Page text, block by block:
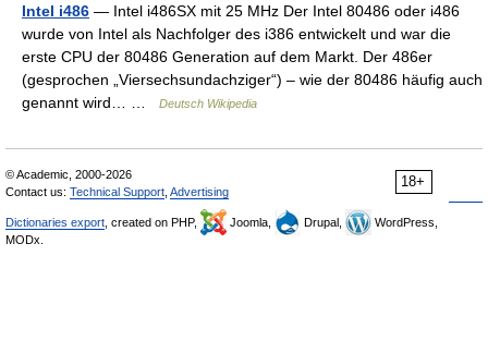
Intel i486 — Intel i486SX mit 25 MHz Der Intel 80486 oder i486
wurde von Intel als Nachfolger des i386 entwickelt und war die
erste CPU der 80486 Generation auf dem Markt. Der 486er
(gesprochen „Viersechsundachziger“) – wie der 80486 häufig auch
genannt wird… …
Deutsch Wikipedia
18+
© Academic, 2000-2026
Contact us: Technical Support Advertising
Dictionaries export , created on PHP, Joomla, Drupal,
WordPress,
MODx.